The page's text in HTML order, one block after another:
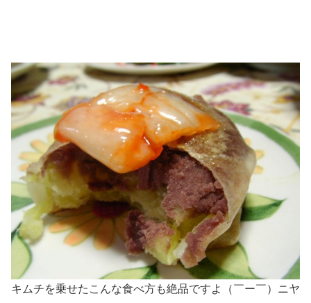
キムチを乗せたこんな食べ方も絶品ですよ（￣ー￣）ニヤ